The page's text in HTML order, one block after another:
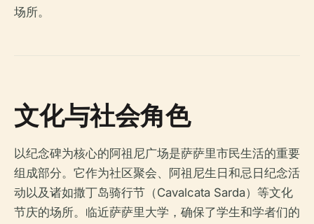
场所。
文化与社会角色
以纪念碑为核心的阿祖尼广场是萨萨里市民生活的重要
组成部分。它作为社区聚会、阿祖尼生日和忌日纪念活
动以及诸如撒丁岛骑行节（Cavalcata Sarda）等文化
节庆的场所。临近萨萨里大学，确保了学生和学者们的